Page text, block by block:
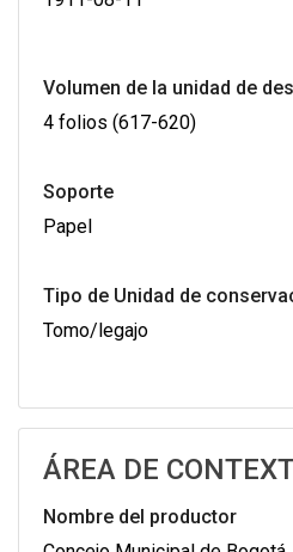
Volumen de la unidad de
4 folios (617-620)
Soporte
Papel
Tipo de Unidad de
Tomo/legajo
ÁREA DE
Nombre del productor